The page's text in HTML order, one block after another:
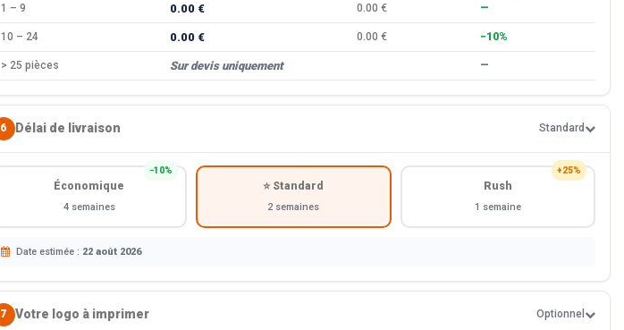
1 – 9 0.00 € 0.00 € —
10 – 24 0.00 € 0.00 € −10%
> 25 pièces Sur devis uniquement —
6 Délai de livraison Standard
−10%
Économique
4 semaines
⭐ Standard
2 semaines
+25%
Rush
1 semaine
Date estimée : 22 août 2026
7 Votre logo à imprimer Optionnel